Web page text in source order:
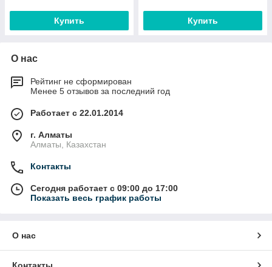
Купить Купить
О нас
Рейтинг не сформирован
Менее 5 отзывов за последний год
Работает с 22.01.2014
г. Алматы
Алматы, Казахстан
Контакты
Сегодня работает с 09:00 до 17:00
Показать весь график работы
О нас